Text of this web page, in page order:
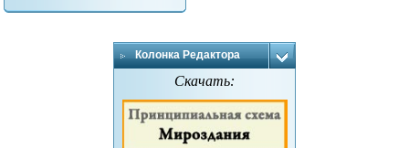
Колонка Редактора
Скачать: